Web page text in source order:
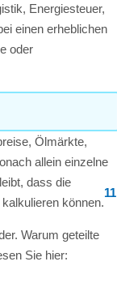
Energiesteuer,
einen erheblichen
oder
Ölmärkte,
allein einzelne
dass die
können.
11
Warum geteilte
Sie hier: